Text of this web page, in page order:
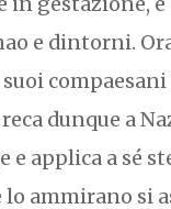
e dintorni.
compaesani
dunque a
applica a sé
lo ammirano si